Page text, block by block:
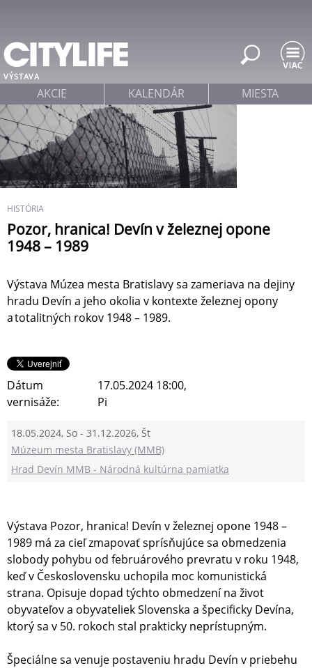
VÝSTAVA
HISTÓRIA
Pozor, hranica! Devín v železnej opone
1948 – 1989
Výstava Múzea mesta Bratislavy sa zameriava na dejiny
hradu Devín a jeho okolia v kontexte železnej opony
a totalitných rokov 1948 – 1989.
Dátum
vernisáže:
17.05.2024 18:00,
Pi
18.05.2024, So - 31.12.2026, Št
Múzeum mesta Bratislavy (MMB)
Hrad Devín MMB - Národná kultúrna pamiatka
Výstava Pozor, hranica! Devín v železnej opone 1948 –
1989 má za cieľ zmapovať sprísňujúce sa obmedzenia
slobody pohybu od februárového prevratu v roku 1948,
keď v Československu uchopila moc komunistická
strana. Opisuje dopad týchto obmedzení na život
obyvateľov a obyvateliek Slovenska a špecificky Devína,
ktorý sa v 50. rokoch stal prakticky neprístupným.
Špeciálne sa venuje postaveniu hradu Devín v priebehu
AKCIE KALENDÁR MIESTA